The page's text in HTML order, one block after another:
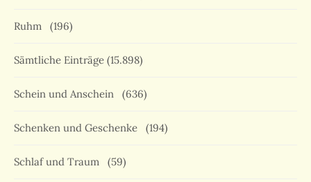
Ruhm (196)
Sämtliche Einträge (15.898)
Schein und Anschein (636)
Schenken und Geschenke (194)
Schlaf und Traum (59)